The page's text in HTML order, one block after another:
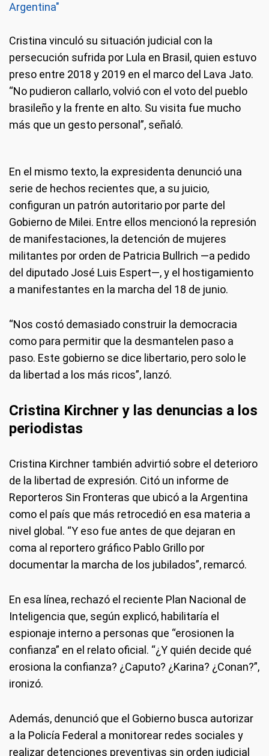
Argentina"
Cristina vinculó su situación judicial con la
persecución sufrida por Lula en Brasil, quien estuvo
preso entre 2018 y 2019 en el marco del Lava Jato.
“No pudieron callarlo, volvió con el voto del pueblo
brasileño y la frente en alto. Su visita fue mucho
más que un gesto personal”, señaló.
En el mismo texto, la expresidenta denunció una
serie de hechos recientes que, a su juicio,
configuran un patrón autoritario por parte del
Gobierno de Milei. Entre ellos mencionó la represión
de manifestaciones, la detención de mujeres
militantes por orden de Patricia Bullrich —a pedido
del diputado José Luis Espert—, y el hostigamiento
a manifestantes en la marcha del 18 de junio.
“Nos costó demasiado construir la democracia
como para permitir que la desmantelen paso a
paso. Este gobierno se dice libertario, pero solo le
da libertad a los más ricos”, lanzó.
Cristina Kirchner y las denuncias a los
periodistas
Cristina Kirchner también advirtió sobre el deterioro
de la libertad de expresión. Citó un informe de
Reporteros Sin Fronteras que ubicó a la Argentina
como el país que más retrocedió en esa materia a
nivel global. “Y eso fue antes de que dejaran en
coma al reportero gráfico Pablo Grillo por
documentar la marcha de los jubilados”, remarcó.
En esa línea, rechazó el reciente Plan Nacional de
Inteligencia que, según explicó, habilitaría el
espionaje interno a personas que “erosionen la
confianza” en el relato oficial. “¿Y quién decide qué
erosiona la confianza? ¿Caputo? ¿Karina? ¿Conan?”,
ironizó.
Además, denunció que el Gobierno busca autorizar
a la Policía Federal a monitorear redes sociales y
realizar detenciones preventivas sin orden judicial